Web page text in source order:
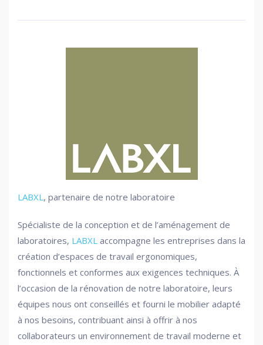
LABXL, partenaire de notre laboratoire
Spécialiste de la conception et de l’aménagement de
laboratoires, LABXL accompagne les entreprises dans la
création d’espaces de travail ergonomiques,
fonctionnels et conformes aux exigences techniques. À
l’occasion de la rénovation de notre laboratoire, leurs
équipes nous ont conseillés et fourni le mobilier adapté
à nos besoins, contribuant ainsi à offrir à nos
collaborateurs un environnement de travail moderne et